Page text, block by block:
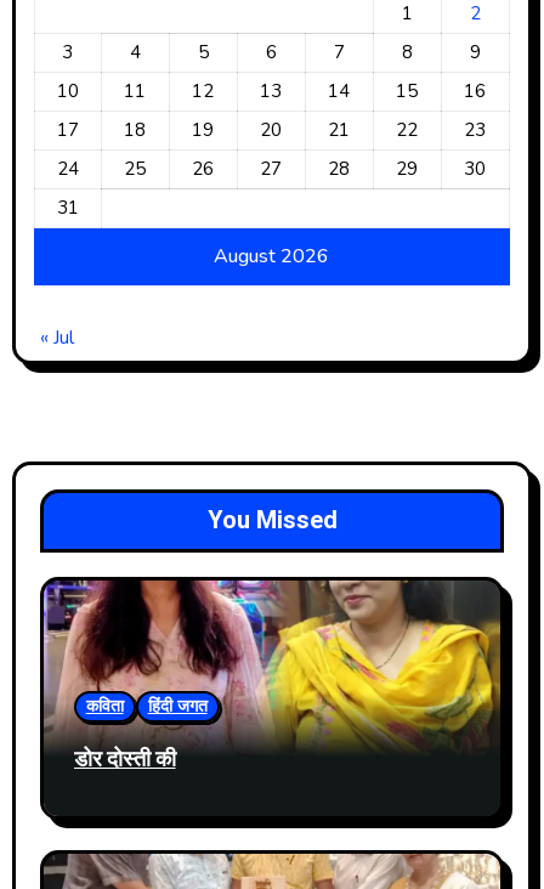
August 2026
1
2
3
4 5 6 7 8
9
10
11 12 13 14 15
16
17
18 19 20 21 22
23
24
25 26 27 28 29
30
31
« Jul
You Missed
कविता हिंदी जगत
डोर दोस्ती की